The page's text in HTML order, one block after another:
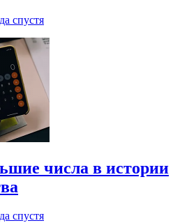
спустя
числа в истории
спустя